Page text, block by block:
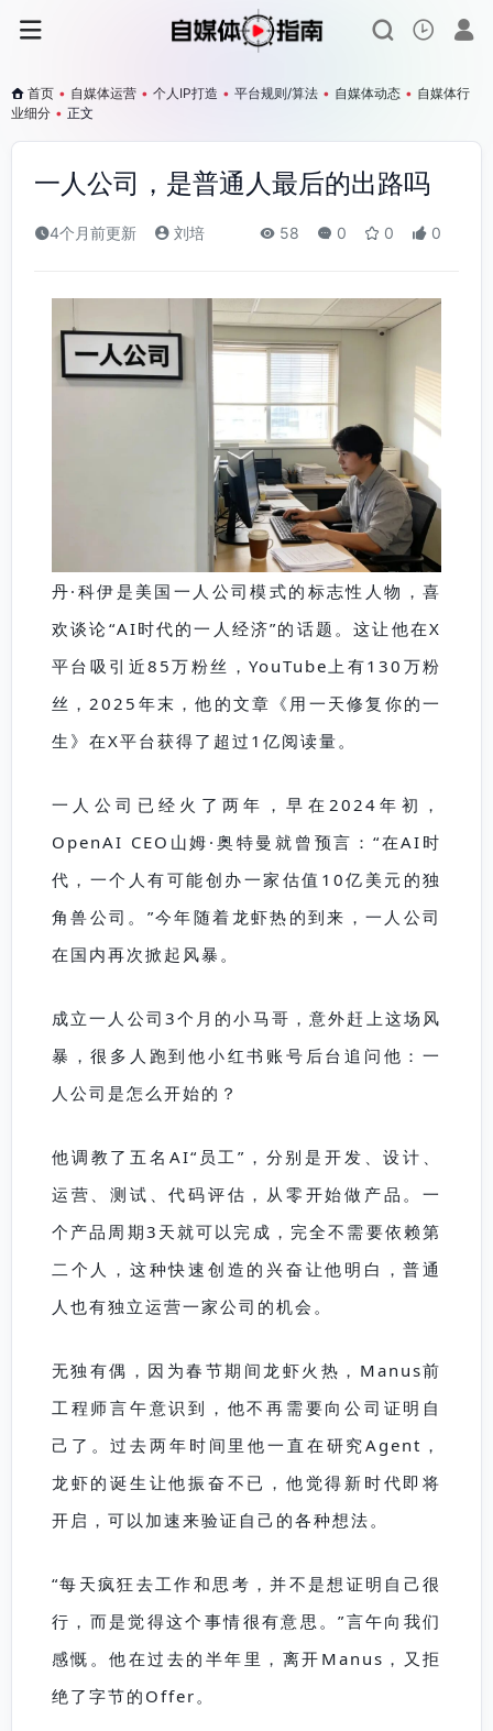
首页 • 自媒体运营 • 个人IP打造 • 平台规则/算法 • 自媒体动态 • 自媒体行
业细分 • 正文
一人公司，是普通人最后的出路吗
4个月前更新 刘培 58 0 0 0
丹·科伊是美国一人公司模式的标志性人物，喜
欢谈论“AI时代的一人经济”的话题。这让他在X
平台吸引近85万粉丝，YouTube上有130万粉
丝，2025年末，他的文章《用一天修复你的一
生》在X平台获得了超过1亿阅读量。
一人公司已经火了两年，早在2024年初，
OpenAI CEO山姆·奥特曼就曾预言：“在AI时
代，一个人有可能创办一家估值10亿美元的独
角兽公司。”今年随着龙虾热的到来，一人公司
在国内再次掀起风暴。
成立一人公司3个月的小马哥，意外赶上这场风
暴，很多人跑到他小红书账号后台追问他：一
人公司是怎么开始的？
他调教了五名AI“员工”，分别是开发、设计、
运营、测试、代码评估，从零开始做产品。一
个产品周期3天就可以完成，完全不需要依赖第
二个人，这种快速创造的兴奋让他明白，普通
人也有独立运营一家公司的机会。
无独有偶，因为春节期间龙虾火热，Manus前
工程师言午意识到，他不再需要向公司证明自
己了。过去两年时间里他一直在研究Agent，
龙虾的诞生让他振奋不已，他觉得新时代即将
开启，可以加速来验证自己的各种想法。
“每天疯狂去工作和思考，并不是想证明自己很
行，而是觉得这个事情很有意思。”言午向我们
感慨。他在过去的半年里，离开Manus，又拒
绝了字节的Offer。